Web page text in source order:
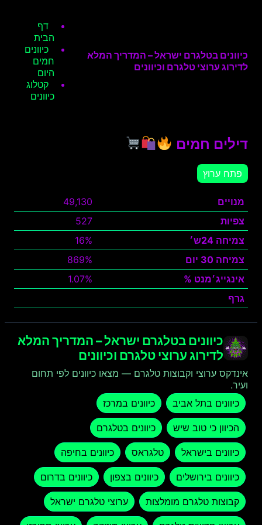
כיוונים בטלגרם ישראל – המדריך המלא
לדירוג ערוצי טלגרם וכיוונים
דף
הבית
כיוונים
חמים
היום
קטלוג
כיוונים
דילים חמים
פתח ערוץ
מנויים
49,130
צפיות
527
צמיחה 24ש׳
16%
צמיחה 30 יום
869%
אינגייג׳מנט %
1.07%
גרף
כיוונים בטלגרם ישראל – המדריך המלא
לדירוג ערוצי טלגרם וכיוונים
אינדקס ערוצי וקבוצות טלגרם — מצאו כיוונים לפי תחום
ועיר.
כיוונים בתל אביב
כיוונים במרכז
הכיוון כי טוב שיש כיוונים בטלגרם
כיוונים בישראל טלגראס כיוונים בחיפה
כיוונים בירושלים כיוונים בצפון כיוונים בדרום
קבוצות טלגרם מומלצות ערוצי טלגרם ישראל